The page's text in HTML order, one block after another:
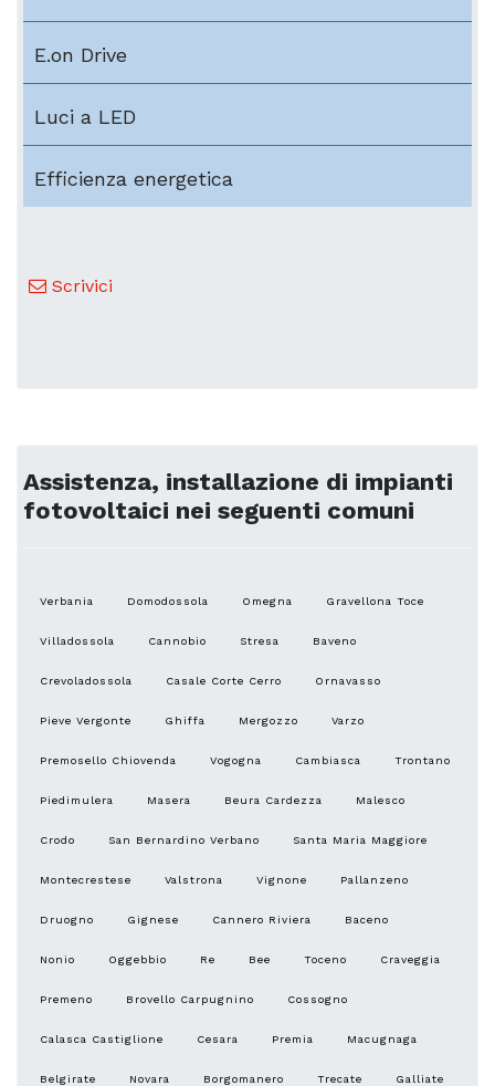
E.on Drive
Luci a LED
Efficienza energetica
Scrivici
Assistenza, installazione di impianti
fotovoltaici nei seguenti comuni
Verbania Domodossola Omegna Gravellona Toce
Villadossola Cannobio Stresa Baveno
Crevoladossola Casale Corte Cerro Ornavasso
Pieve Vergonte Ghiffa Mergozzo Varzo
Premosello Chiovenda Vogogna Cambiasca Trontano
Piedimulera Masera Beura Cardezza Malesco
Crodo San Bernardino Verbano Santa Maria Maggiore
Montecrestese Valstrona Vignone Pallanzeno
Druogno Gignese Cannero Riviera Baceno
Nonio Oggebbio Re Bee Toceno Craveggia
Premeno Brovello Carpugnino Cossogno
Calasca Castiglione Cesara Premia Macugnaga
Belgirate Novara Borgomanero Trecate Galliate